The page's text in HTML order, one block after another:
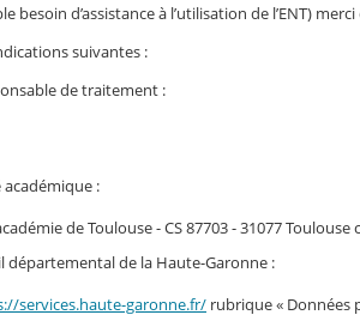
d’assistance à l’utilisation de l’ENT)
suivantes :
de traitement :
:
de Toulouse - CS 87703 - 31077 Toulouse
de la Haute-Garonne :
services.haute-garonne.fr/ rubrique « Données